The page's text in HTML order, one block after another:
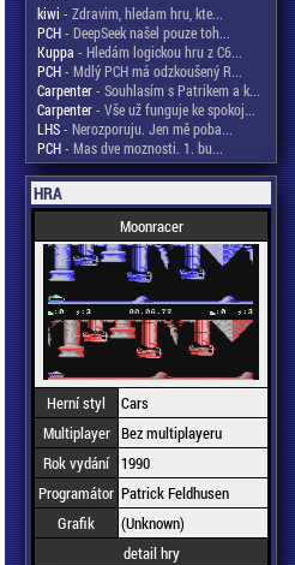
kiwi - Zdravim, hledam hru, kte...
PCH- DeepSeek našel pouze toh...
Kuppa - Hledám logickou hru z C6...
PCH- Mdlý PCH má odzkoušený R...
Carpenter- Souhlasím s Patrikem a k...
Carpenter- Vše už funguje ke spokoj...
LHS- Nerozporuju. Jen mě poba...
PCH- Mas dve moznosti. 1. bu...
HRA
Moonracer
Herní styl
Cars
Multiplayer Bez multiplayeru
Rok vydání
1990
Programátor Patrick Feldhusen
Grafik
(Unknown)
detail hry